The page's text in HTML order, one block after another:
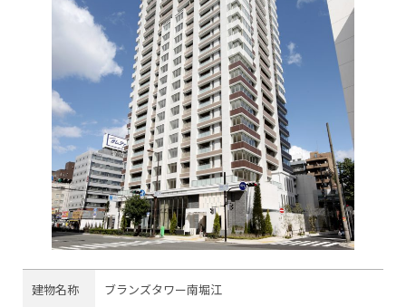
建物名称 ブランズタワー南堀江